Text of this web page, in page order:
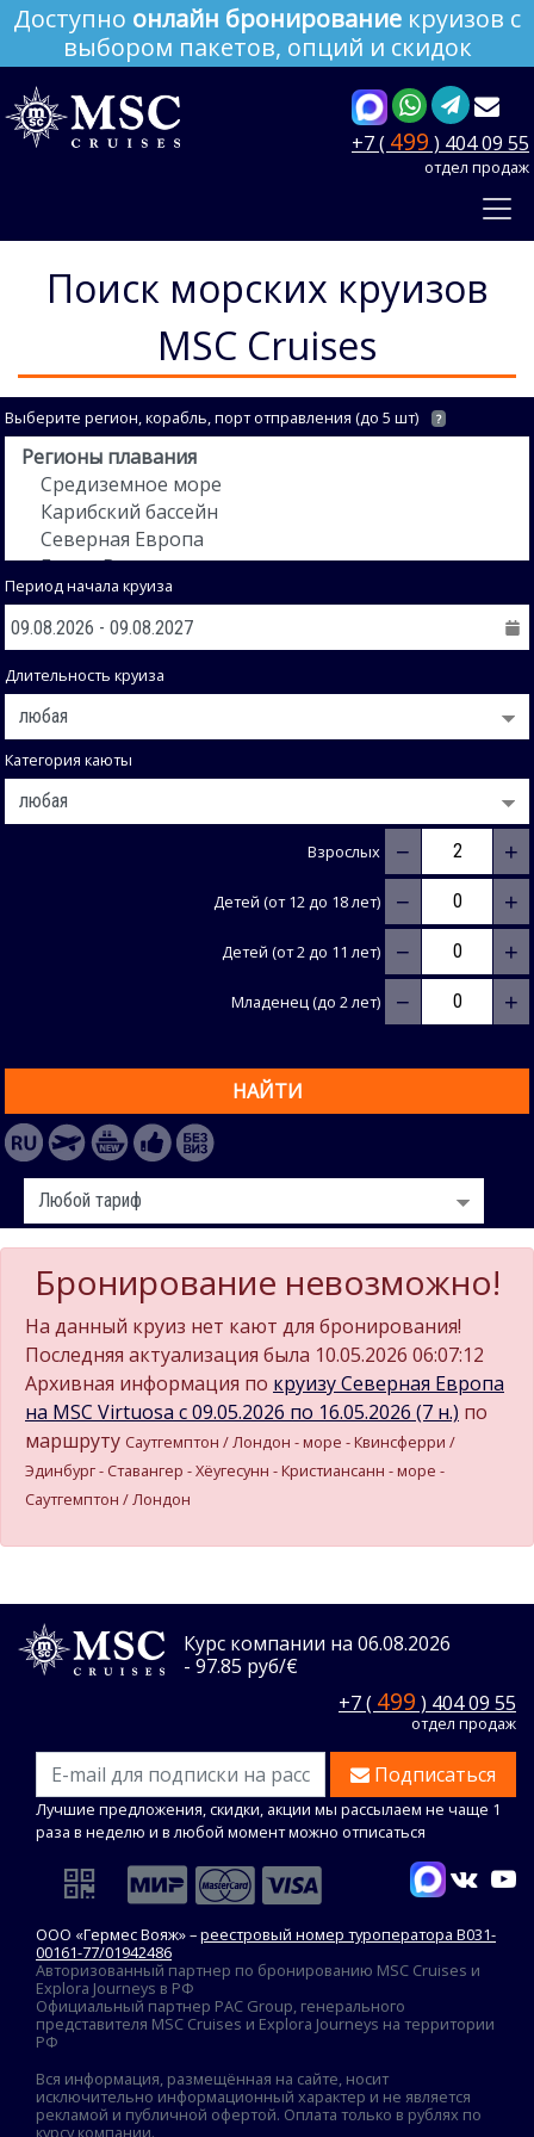
Доступно онлайн бронирование круизов с
выбором пакетов, опций и скидок
+7 ( 499 ) 404 09 55
отдел продаж
Поиск морских круизов
MSC Cruises
Выберите регион, корабль, порт отправления (до 5 шт) ?
Период начала круиза
Длительность круиза
Категория каюты
Взрослых − +
Детей (от 12 до 18 лет) − +
Детей (от 2 до 11 лет) − +
Младенец (до 2 лет) − +
НАЙТИ
Бронирование невозможно!
На данный круиз нет кают для бронирования!
Последняя актуализация была 10.05.2026 06:07:12
Архивная информация по круизу Северная Европа
на MSC Virtuosa c 09.05.2026 по 16.05.2026 (7 н.) по
маршруту Саутгемптон / Лондон - море - Квинсферри /
Эдинбург - Ставангер - Хёугесунн - Кристиансанн - море -
Саутгемптон / Лондон
Курс компании на 06.08.2026
- 97.85 руб/€
+7 ( 499 ) 404 09 55
отдел продаж
Подписаться
Лучшие предложения, скидки, акции мы рассылаем не чаще 1
раза в неделю и в любой момент можно отписаться
ООО «Гермес Вояж» –реестровый номер туроператора В031-
00161-77/01942486
Авторизованный партнер по бронированию MSC Cruises и
Explora Journeys в РФ
Официальный партнер PAC Group, генерального
представителя MSC Cruises и Explora Journeys на территории
РФ
Вся информация, размещённая на сайте, носит
исключительно информационный характер и не является
рекламой и публичной офертой. Оплата только в рублях по
курсу компании.